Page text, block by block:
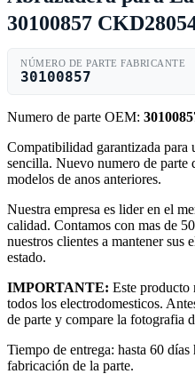
30100857
NÚMERO DE PARTE FABRICANTE
30100857
Numero de parte OEM:
Compatibilidad garantizada para
sencilla. Nuevo numero de parte
modelos de anos anteriores.
Nuestra empresa es lider en el
calidad. Contamos con mas de
nuestros clientes a mantener sus
estado.
IMPORTANTE: Este producto
todos los electrodomesticos.
de parte y compare la fotografia
Tiempo de entrega: hasta 60
fabricación de la parte.